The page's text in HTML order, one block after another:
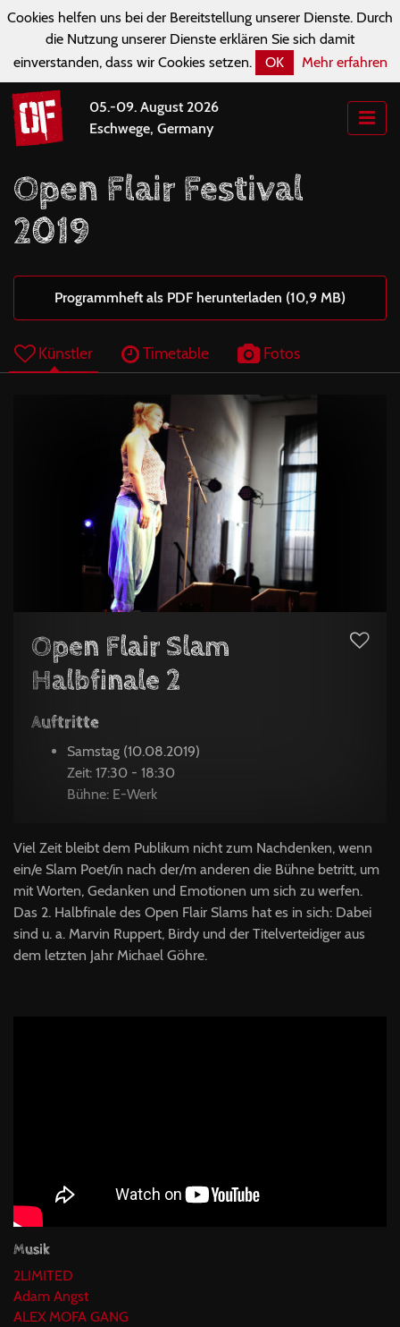
Cookies helfen uns bei der Bereitstellung unserer Dienste. Durch
die Nutzung unserer Dienste erklären Sie sich damit
einverstanden, dass wir Cookies setzen.
OK Mehr erfahren
05.-09. August 2026
Eschwege, Germany
Open Flair Festival
2019
Programmheft als PDF herunterladen (10,9 MB)
Künstler Timetable Fotos
Open Flair Slam
Halbfinale 2
Auftritte
Samstag (10.08.2019)
Zeit: 17:30 - 18:30
Bühne: E-Werk
Viel Zeit bleibt dem Publikum nicht zum Nachdenken, wenn
ein/e Slam Poet/in nach der/m anderen die Bühne betritt, um
mit Worten, Gedanken und Emotionen um sich zu werfen.
Das 2. Halbfinale des Open Flair Slams hat es in sich: Dabei
sind u. a. Marvin Ruppert, Birdy und der Titelverteidiger aus
dem letzten Jahr Michael Göhre.
Musik
2LIMITED
Adam Angst
ALEX MOFA GANG